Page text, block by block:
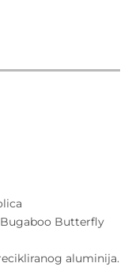
Bugaboo Butterfly
aluminija.